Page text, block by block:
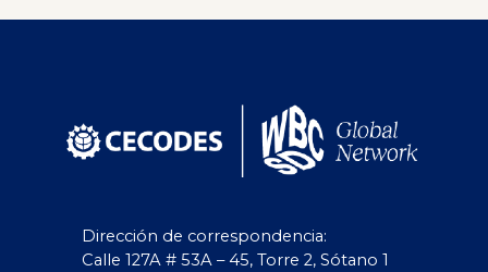
Dirección de correspondencia:
Calle 127A # 53A – 45, Torre 2, Sótano 1